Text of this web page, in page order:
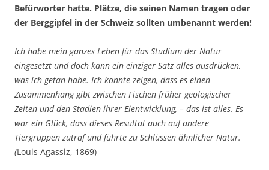
Befürworter hatte. Plätze, die seinen Namen tragen oder
der Berggipfel in der Schweiz sollten umbenannt werden!
Ich habe mein ganzes Leben für das Studium der Natur
eingesetzt und doch kann ein einziger Satz alles ausdrücken,
was ich getan habe. Ich konnte zeigen, dass es einen
Zusammenhang gibt zwischen Fischen früher geologischer
Zeiten und den Stadien ihrer Eientwicklung, – das ist alles. Es
war ein Glück, dass dieses Resultat auch auf andere
Tiergruppen zutraf und führte zu Schlüssen ähnlicher Natur.
(Louis Agassiz, 1869)